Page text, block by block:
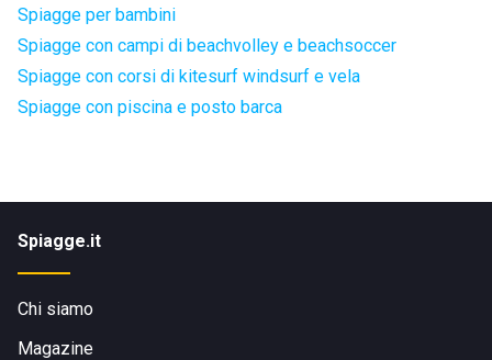
Spiagge per bambini
Spiagge con campi di beachvolley e beachsoccer
Spiagge con corsi di kitesurf windsurf e vela
Spiagge con piscina e posto barca
Spiagge.it
Chi siamo
Magazine